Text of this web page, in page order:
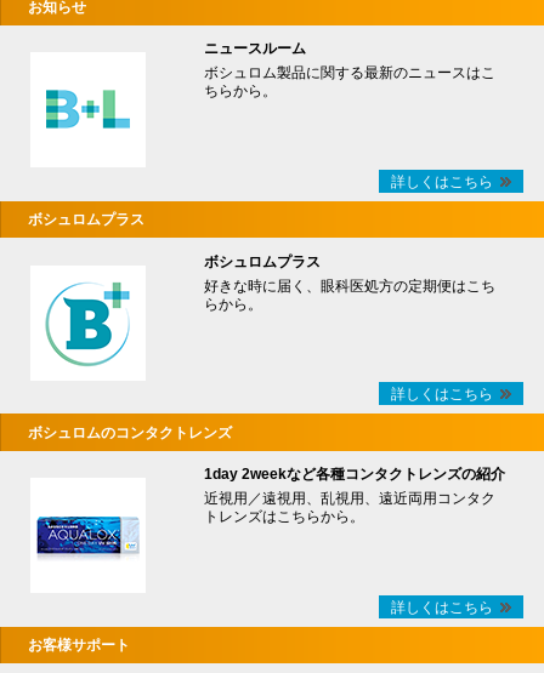
お知らせ
ニュースルーム
ボシュロム製品に関する最新のニュースはこ
ちらから。
詳しくはこちら
ボシュロムプラス
ボシュロムプラス
好きな時に届く、眼科医処方の定期便はこち
らから。
詳しくはこちら
ボシュロムのコンタクトレンズ
1day 2weekなど各種コンタクトレンズの紹介
近視用／遠視用、乱視用、遠近両用コンタク
トレンズはこちらから。
詳しくはこちら
お客様サポート